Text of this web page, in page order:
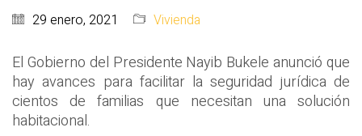
29 enero, 2021 Vivienda
El Gobierno del Presidente Nayib Bukele anunció que
hay avances para facilitar la seguridad jurídica de
cientos de familias que necesitan una solución
habitacional.